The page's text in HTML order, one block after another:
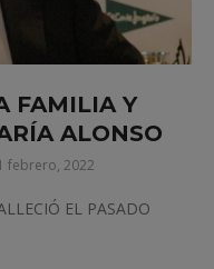
FAMILIA Y
ALONSO
febrero, 2022
EL PASADO